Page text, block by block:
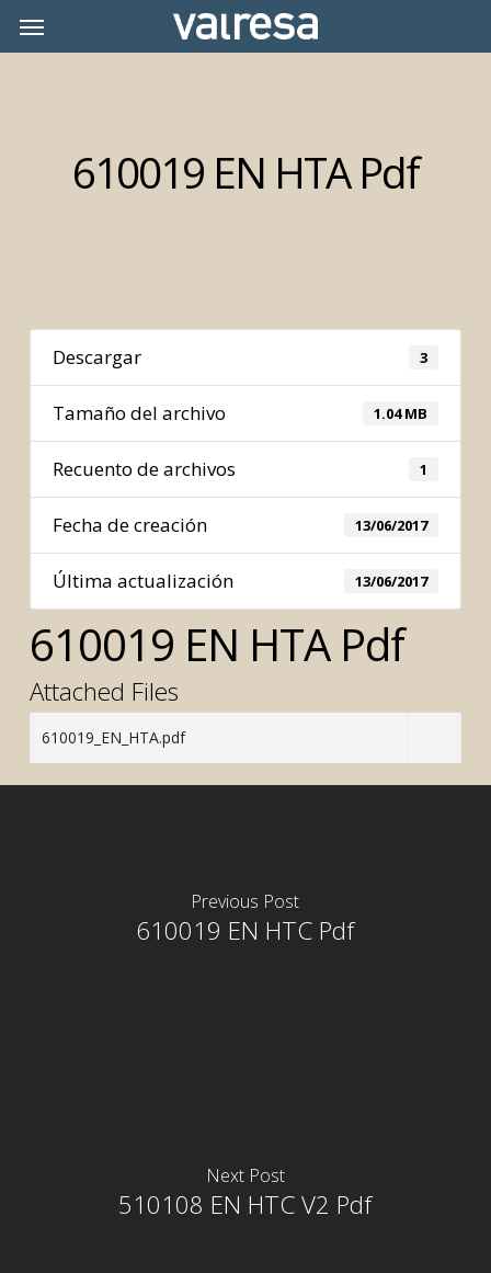
Menu
610019 EN HTA Pdf
Descargar 3
Tamaño del archivo 1.04 MB
Recuento de archivos 1
Fecha de creación 13/06/2017
Última actualización 13/06/2017
610019 EN HTA Pdf
Attached Files
610019_EN_HTA.pdf
Previous Post
610019 EN HTC Pdf
Next Post
510108 EN HTC V2 Pdf